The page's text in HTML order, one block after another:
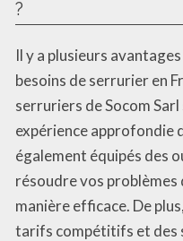
?
Il y a plusieurs
besoins de serrurier en
serruriers de Socom
expérience approfondie
également équipés des
résoudre vos problèmes
manière efficace. De
tarifs compétitifs et des